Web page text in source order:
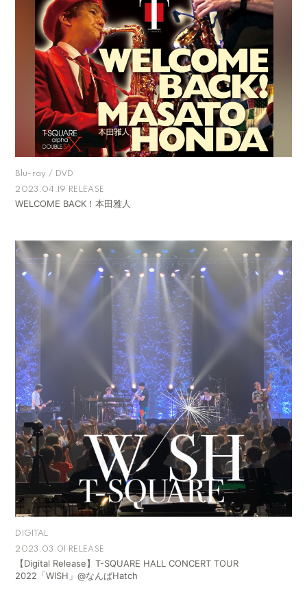
Blu-ray / DVD
2023.04.19 RELEASE
WELCOME BACK！本田雅人
DIGITAL
2023.03.01 RELEASE
【Digital Release】T-SQUARE HALL CONCERT TOUR
2022「WISH」@なんばHatch